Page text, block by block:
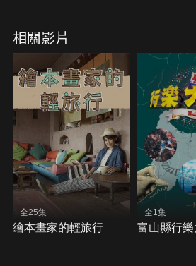
相關影片
全25集
繪本畫家的輕旅行
全1集
富山縣行